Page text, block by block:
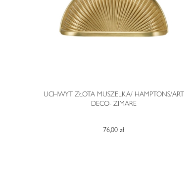
UCHWYT ZŁOTA MUSZELKA/ HAMPTONS/ART
DECO- ZIMARE
76,00 zł